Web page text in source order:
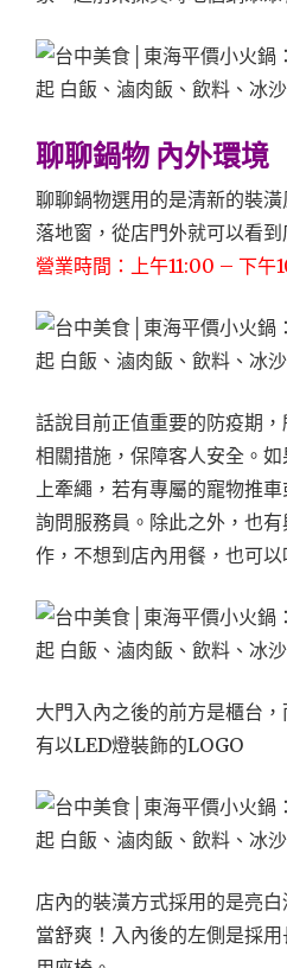
聊聊鍋物 內外環境
聊聊鍋物選用的是清新的裝
落地窗，從店門外就可以看到
營業時間：上午11:00 – 下午
話說目前正值重要的防疫期
相關措施，保障客人安全。
上牽繩，若有專屬的寵物推
詢問服務員。除此之外，也
作，不想到店內用餐，也可以
大門入內之後的前方是櫃台
有以LED燈裝飾的LOGO
店內的裝潢方式採用的是亮
當舒爽！入內後的左側是採